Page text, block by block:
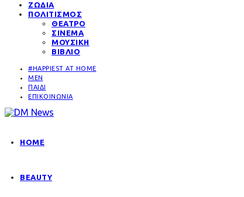
ΖΩΔΙΑ
ΠΟΛΙΤΙΣΜΟΣ
ΘΕΑΤΡΟ
ΣΙΝΕΜΑ
ΜΟΥΣΙΚΗ
ΒΙΒΛΙΟ
#HAPPIEST AT HOME
MEN
ΠΑΙΔΙ
ΕΠΙΚΟΙΝΩΝΙΑ
HOME
BEAUTY